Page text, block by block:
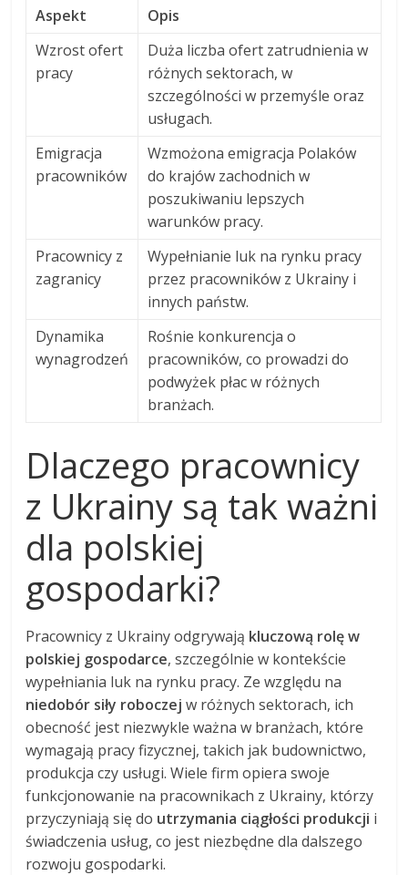
Aspekt
Opis
Wzrost ofert
pracy
Duża liczba ofert zatrudnienia w
różnych sektorach, w
szczególności w przemyśle oraz
usługach.
Emigracja
pracowników
Wzmożona emigracja Polaków
do krajów zachodnich w
poszukiwaniu lepszych
warunków pracy.
Pracownicy z
zagranicy
Wypełnianie luk na rynku pracy
przez pracowników z Ukrainy i
innych państw.
Dynamika
wynagrodzeń
Rośnie konkurencja o
pracowników, co prowadzi do
podwyżek płac w różnych
branżach.
Dlaczego pracownicy
z Ukrainy są tak ważni
dla polskiej
gospodarki?
Pracownicy z Ukrainy odgrywają kluczową rolę w
polskiej gospodarce, szczególnie w kontekście
wypełniania luk na rynku pracy. Ze względu na
niedobór siły roboczej w różnych sektorach, ich
obecność jest niezwykle ważna w branżach, które
wymagają pracy fizycznej, takich jak budownictwo,
produkcja czy usługi. Wiele firm opiera swoje
funkcjonowanie na pracownikach z Ukrainy, którzy
przyczyniają się do utrzymania ciągłości produkcji i
świadczenia usług, co jest niezbędne dla dalszego
rozwoju gospodarki.